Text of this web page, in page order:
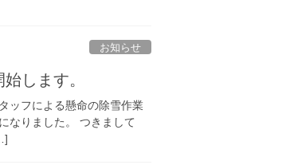
お知らせ
します。
ッフによる懸命の除雪作業
なりました。 つきまして